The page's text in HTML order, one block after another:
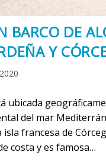
BARCO DE
Y
ubicada
del mar
isla francesa de
costa y es famosa…